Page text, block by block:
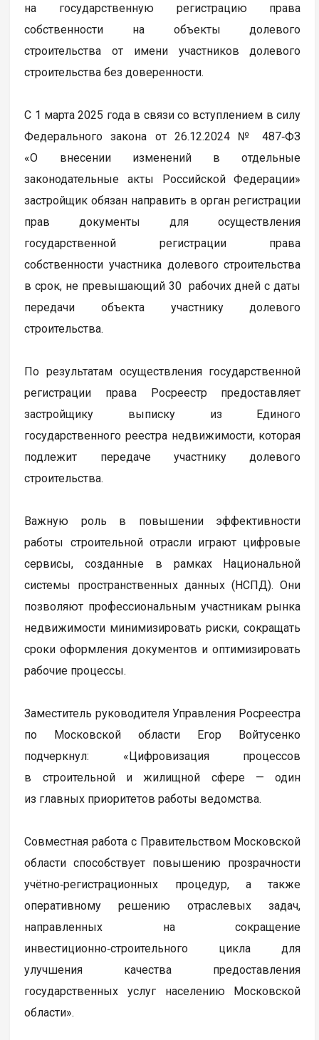
на государственную регистрацию права
собственности на объекты долевого
строительства от имени участников долевого
строительства без доверенности.
С 1 марта 2025 года в связи со вступлением в силу
Федерального закона от 26.12.2024 № 487‑ФЗ
«О внесении изменений в отдельные
законодательные акты Российской Федерации»
застройщик обязан направить в орган регистрации
прав документы для осуществления
государственной регистрации права
собственности участника долевого строительства
в срок, не превышающий 30 рабочих дней с даты
передачи объекта участнику долевого
строительства.
По результатам осуществления государственной
регистрации права Росреестр предоставляет
застройщику выписку из Единого
государственного реестра недвижимости, которая
подлежит передаче участнику долевого
строительства.
Важную роль в повышении эффективности
работы строительной отрасли играют цифровые
сервисы, созданные в рамках Национальной
системы пространственных данных (НСПД). Они
позволяют профессиональным участникам рынка
недвижимости минимизировать риски, сокращать
сроки оформления документов и оптимизировать
рабочие процессы.
Заместитель руководителя Управления Росреестра
по Московской области Егор Войтусенко
подчеркнул: «Цифровизация процессов
в строительной и жилищной сфере — один
из главных приоритетов работы ведомства.
Совместная работа с Правительством Московской
области способствует повышению прозрачности
учётно‑регистрационных процедур, а также
оперативному решению отраслевых задач,
направленных на сокращение
инвестиционно‑строительного цикла для
улучшения качества предоставления
государственных услуг населению Московской
области».